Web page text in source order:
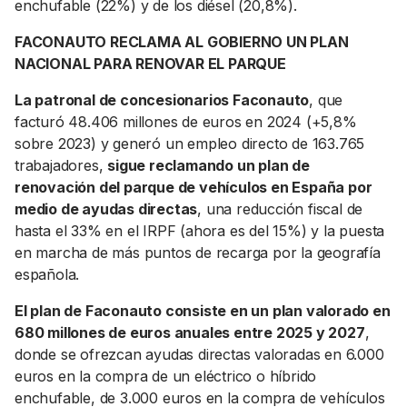
enchufable (22%) y de los diésel (20,8%).
FACONAUTO RECLAMA AL GOBIERNO UN PLAN
NACIONAL PARA RENOVAR EL PARQUE
La patronal de concesionarios Faconauto, que
facturó 48.406 millones de euros en 2024 (+5,8%
sobre 2023) y generó un empleo directo de 163.765
trabajadores, sigue reclamando un plan de
renovación del parque de vehículos en España por
medio de ayudas directas, una reducción fiscal de
hasta el 33% en el IRPF (ahora es del 15%) y la puesta
en marcha de más puntos de recarga por la geografía
española.
El plan de Faconauto consiste en un plan valorado en
680 millones de euros anuales entre 2025 y 2027,
donde se ofrezcan ayudas directas valoradas en 6.000
euros en la compra de un eléctrico o híbrido
enchufable, de 3.000 euros en la compra de vehículos